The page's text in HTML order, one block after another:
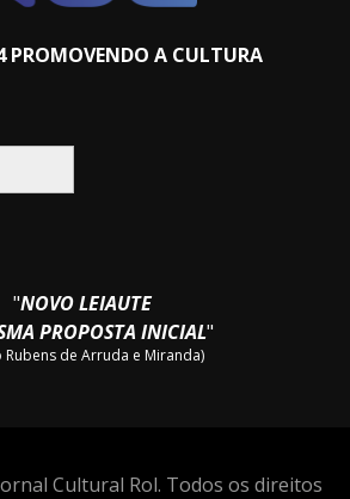
PROMOVENDO A CULTURA
"NOVO LEIAUTE
PROPOSTA INICIAL"
Rubens de Arruda e Miranda)
Cultural Rol. Todos os direitos